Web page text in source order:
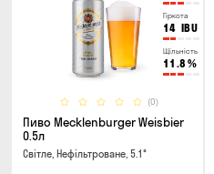
Гіркота
14 IBU
Щільність
11.8 %
(0)
Пиво Mecklenburger Weisbier
0.5л
Світле, Нефільтроване, 5.1°